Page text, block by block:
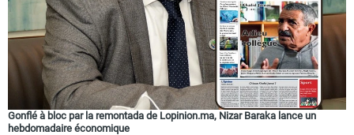
Gonflé à bloc par la remontada de Lopinion.ma, Nizar Baraka lance un
hebdomadaire économique